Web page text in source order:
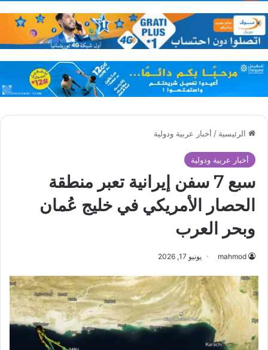
الرئيسية / أخبار عربية ودولية
أخبار عربية ودولية
سبع 7 سفن إيرانية تعبر منطقة
الحصار الأمريكي في خليج عُمان
وبحر العرب
mahmod يونيو 17, 2026